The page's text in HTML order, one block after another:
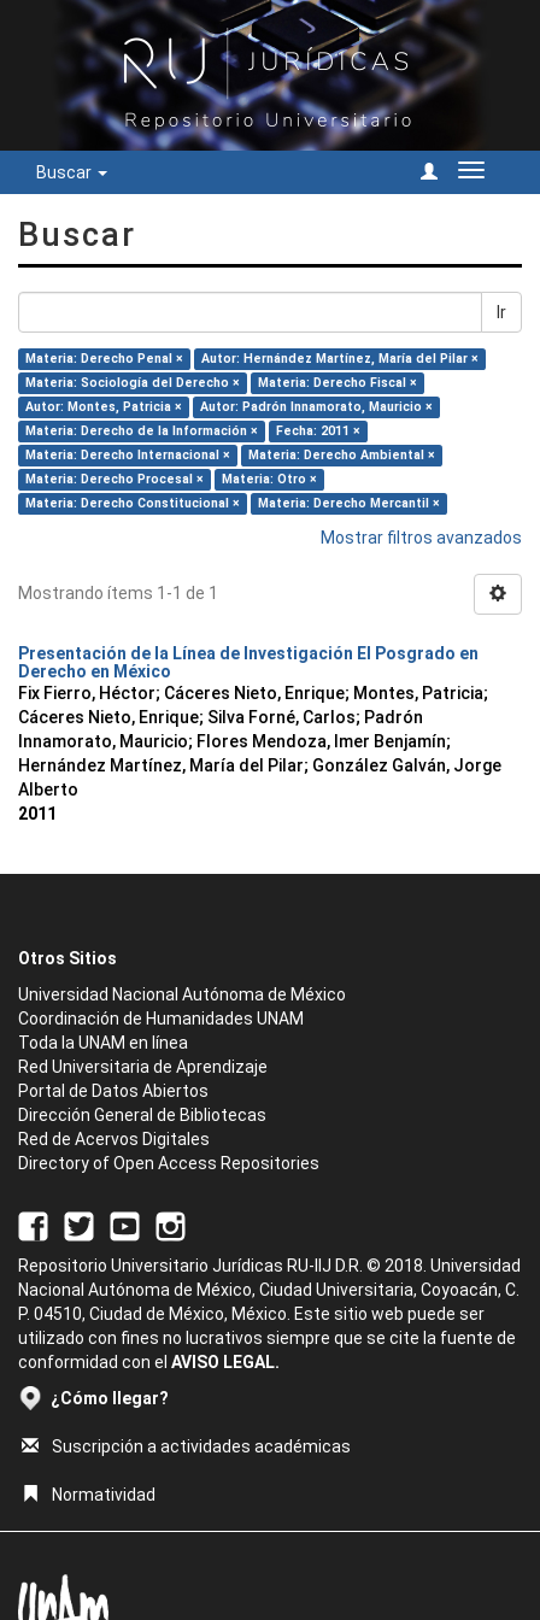
Buscar
Cambiar
Buscar
Ir
Materia: Derecho Penal ×
Autor: Hernández Martínez, María del Pilar ×
Materia: Sociología del Derecho ×
Materia: Derecho Fiscal ×
Autor: Montes, Patricia ×
Autor: Padrón Innamorato, Mauricio ×
Materia: Derecho de la Información ×
Fecha: 2011 ×
Materia: Derecho Internacional ×
Materia: Derecho Ambiental ×
Materia: Derecho Procesal ×
Materia: Otro ×
Materia: Derecho Constitucional ×
Materia: Derecho Mercantil ×
Mostrar filtros avanzados
Mostrando ítems 1-1 de 1
Presentación de la Línea de Investigación El Posgrado en
Derecho en México
Fix Fierro, Héctor; Cáceres Nieto, Enrique; Montes, Patricia;
Cáceres Nieto, Enrique; Silva Forné, Carlos; Padrón
Innamorato, Mauricio; Flores Mendoza, Imer Benjamín;
Hernández Martínez, María del Pilar; González Galván, Jorge
Alberto
2011
Otros Sitios
Universidad Nacional Autónoma de México
Coordinación de Humanidades UNAM
Toda la UNAM en línea
Red Universitaria de Aprendizaje
Portal de Datos Abiertos
Dirección General de Bibliotecas
Red de Acervos Digitales
Directory of Open Access Repositories
Repositorio Universitario Jurídicas RU-IIJ D.R. © 2018. Universidad
Nacional Autónoma de México, Ciudad Universitaria, Coyoacán, C.
P. 04510, Ciudad de México, México. Este sitio web puede ser
utilizado con fines no lucrativos siempre que se cite la fuente de
conformidad con el AVISO LEGAL.
¿Cómo llegar?
Suscripción a actividades académicas
Normatividad